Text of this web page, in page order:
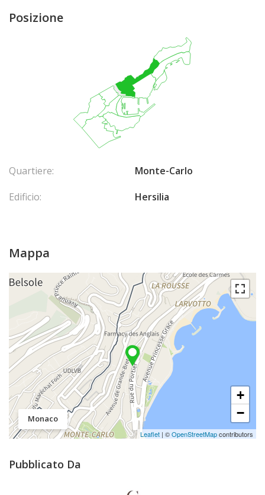
Posizione
Quartiere:
Monte-Carlo
Edificio:
Hersilia
Mappa
Monaco
+
−
Leaflet | ©OpenStreetMapcontributors
Pubblicato Da